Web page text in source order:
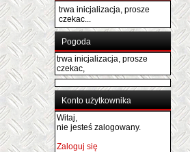
trwa inicjalizacja, prosze
czekac...
Pogoda
trwa inicjalizacja, prosze
czekac,
Konto użytkownika
Witaj,
nie jesteś zalogowany.
Zaloguj się